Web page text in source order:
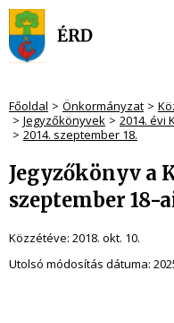
Főoldal Önkormányzat
Jegyzőkönyvek
2014. évi
2014. szeptember 18.
Jegyzőkönyv a
szeptember 18-
Közzétéve: 2018. okt. 10.
Utolsó módosítás dátuma: